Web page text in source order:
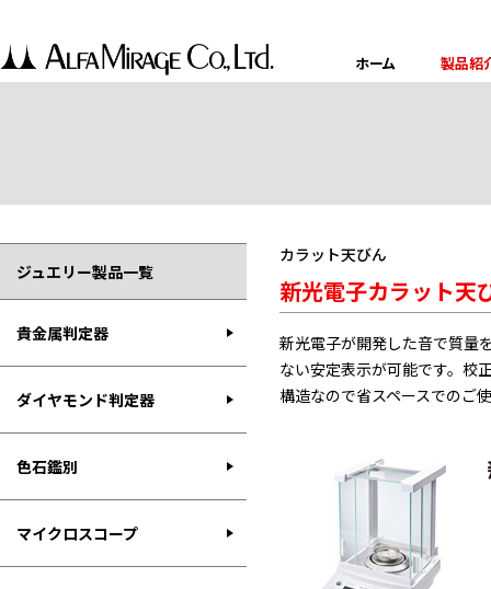
ホーム 製品紹
ジュエリー製品一覧
貴金属判定器
ダイヤモンド判定器
色石鑑別
マイクロスコープ
カラット天びん
新光電子カラット天
新光電子が開発した音で質量
ない安定表示が可能です。校
構造なので省スペースでのご